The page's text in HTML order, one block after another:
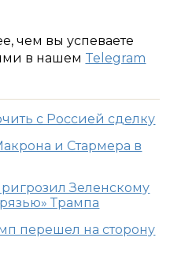
чем вы успеваете
в нашем Telegram
с Россией сделку
и Стармера в
Зеленскому
Трампа
перешел на сторону